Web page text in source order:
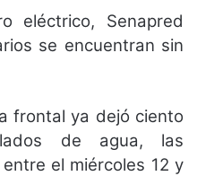
eléctrico, Senapred
se encuentran sin
frontal ya dejó ciento
de agua, las
el miércoles 12 y